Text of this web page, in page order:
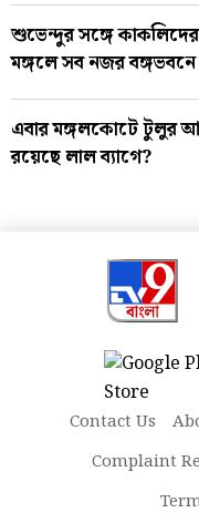
শুভেন্দুর সঙ্গে
মঙ্গলে সব নজর বঙ্গভবনে
এবার মঙ্গলকোটে টুলুর
রয়েছে লাল ব্যাগে?
Contact Us
Complaint